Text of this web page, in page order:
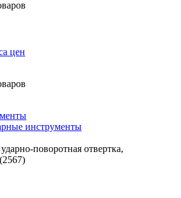
цен
инструменты
поворотная отвертка,